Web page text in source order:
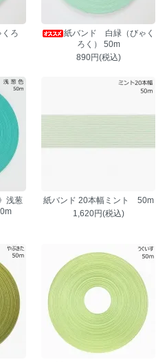
ろ
紙バンド 白緑（びゃく
ろく） 50m
890円(税込)
浅葱
紙バンド 20本幅ミント 50m
1,620円(税込)